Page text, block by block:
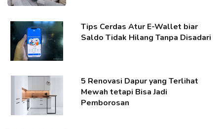
Tips Cerdas Atur E-Wallet biar
Saldo Tidak Hilang Tanpa Disadari
5 Renovasi Dapur yang Terlihat
Mewah tetapi Bisa Jadi
Pemborosan